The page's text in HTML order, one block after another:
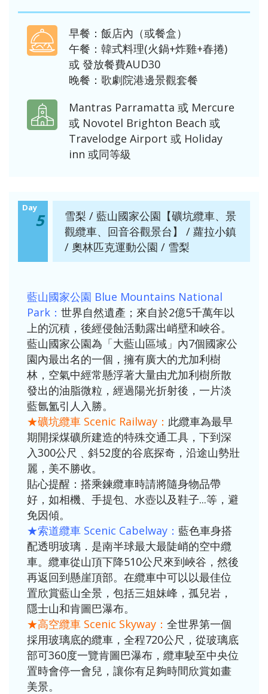
早餐：飯店內（或餐盒）
午餐：韓式料理(火鍋+炸雞+春捲)
或 發放餐費AUD30
晚餐：歌劇院港邊景觀套餐
Mantras Parramatta 或 Mercure
或 Novotel Brighton Beach 或
Travelodge Airport 或 Holiday
inn 或同等級
Day
5
雪梨 / 藍山國家公園【礦坑纜車、景
觀纜車、回音谷觀景台】 / 蘿拉小鎮
/ 奧林匹克運動公園 / 雪梨
藍山國家公園 Blue Mountains National
Park： 世界自然遺產；來自於2億5千萬年以
上的沉積，後經侵蝕活動露出峭壁和峽谷。
藍山國家公園為「大藍山區域」內7個國家公
園內最出名的一個，擁有廣大的尤加利樹
林，空氣中經常懸浮著大量由尤加利樹所散
發出的油脂微粒，經過陽光折射後，一片淡
藍氤氳引人入勝。
★礦坑纜車 Scenic Railway： 此纜車為最早
期開採煤礦所建造的特殊交通工具，下到深
入300公尺﹑斜52度的谷底探奇，沿途山勢壯
麗，美不勝收。
貼心提醒：搭乘鍊纜車時請將隨身物品帶
好，如相機、手提包、水壺以及鞋子...等，避
免因傾。
★索道纜車 Scenic Cabelway： 藍色車身搭
配透明玻璃．是南半球最大最陡峭的空中纜
車。纜車從山頂下降510公尺來到峽谷，然後
再返回到懸崖頂部。在纜車中可以以最佳位
置欣賞藍山全景，包括三姐妹峰，孤兒岩，
隱士山和肯圖巴瀑布。
★高空纜車 Scenic Skyway： 全世界第一個
採用玻璃底的纜車，全程720公尺，從玻璃底
部可360度一覽肯圖巴瀑布，纜車駛至中央位
置時會停一會兒，讓你有足夠時間欣賞如畫
美景。